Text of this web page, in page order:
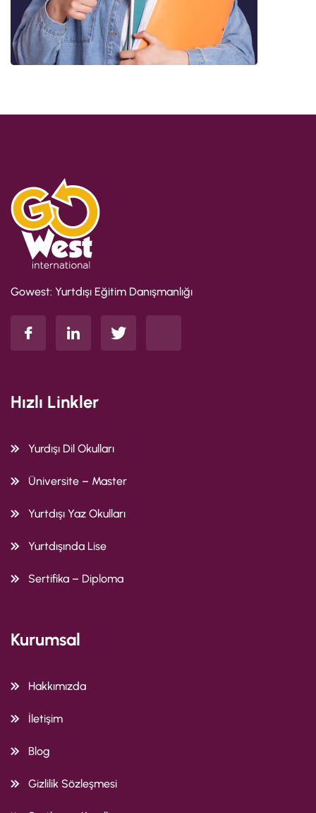
Gowest: Yurtdışı Eğitim Danışmanlığı
Hızlı Linkler
Yurdışı Dil Okulları
Üniversite – Master
Yurtdışı Yaz Okulları
Yurtdışında Lise
Sertifika – Diploma
Kurumsal
Hakkımızda
İletişim
Blog
Gizlilik Sözleşmesi